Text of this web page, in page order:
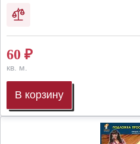
60 ₽
кв. м.
В корзину